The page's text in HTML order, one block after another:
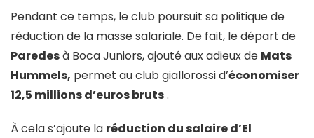
Pendant ce temps, le club poursuit sa politique de
réduction de la masse salariale. De fait, le départ de
Paredesà Boca Juniors, ajouté aux adieux de Mats
Hummels, permet au club giallorossi d’économiser
12,5 millions d’euros bruts.
À cela s’ajoute la réduction du salaire d’El